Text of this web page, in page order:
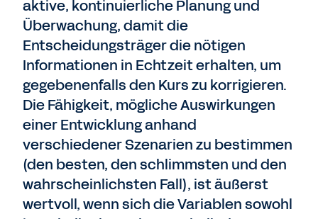
aktive, kontinuierliche Planung und
Überwachung, damit die
Entscheidungsträger die nötigen
Informationen in Echtzeit erhalten, um
gegebenenfalls den Kurs zu korrigieren.
Die Fähigkeit, mögliche Auswirkungen
einer Entwicklung anhand
verschiedener Szenarien zu bestimmen
(den besten, den schlimmsten und den
wahrscheinlichsten Fall), ist äußerst
wertvoll, wenn sich die Variablen sowohl